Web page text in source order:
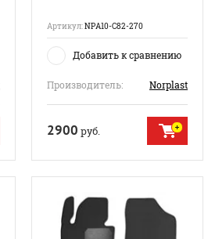
Артикул:NPA10-C82-270
Добавить к сравнению
Производитель: Norplast
2900 руб.